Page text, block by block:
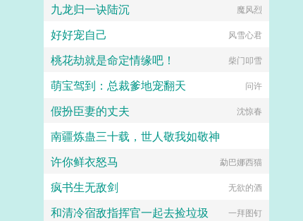
九龙归一诀陆沉 魔风烈
好好宠自己 风雪心君
桃花劫就是命定情缘吧！ 柴门叩雪
萌宝驾到：总裁爹地宠翻天 问许
假扮臣妻的丈夫 沈惊春
南疆炼蛊三十载，世人敬我如敬神
六十岁殿堂之姿
许你鲜衣怒马 勐巴娜西猫
疯书生无敌剑 无欲的酒
和清冷宿敌指挥官一起去捡垃圾 一拜图钉